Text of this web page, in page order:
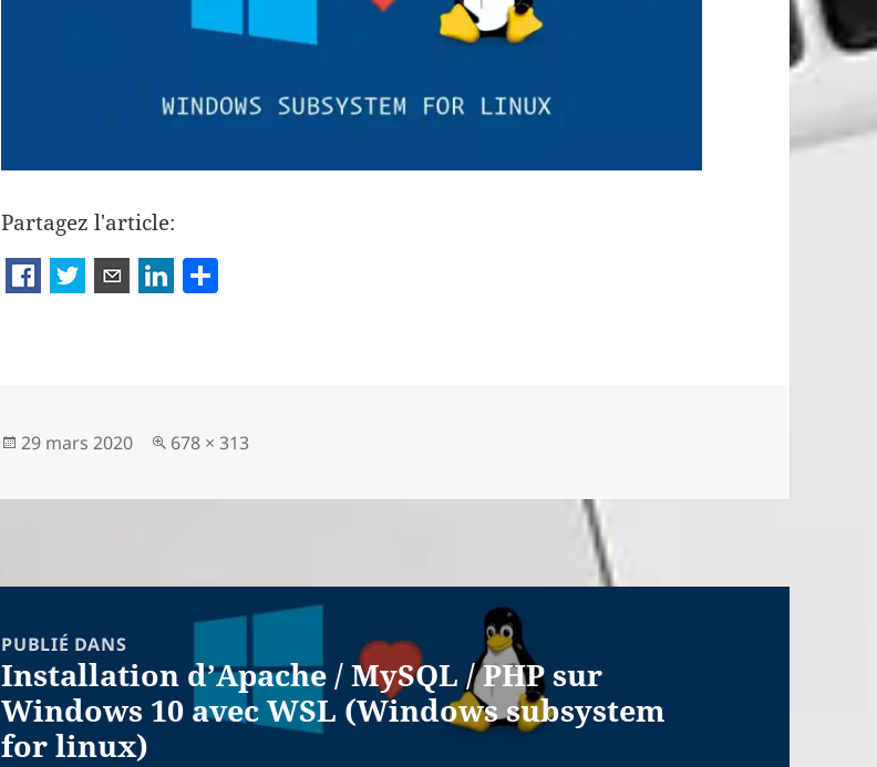
Partagez l'article:
er
Publié
29 mars 2020
Taille
678 × 313
PUBLIÉ DANS
Installation d’Apache / MySQL / PHP sur
Windows 10 avec WSL (Windows subsystem
for linux)